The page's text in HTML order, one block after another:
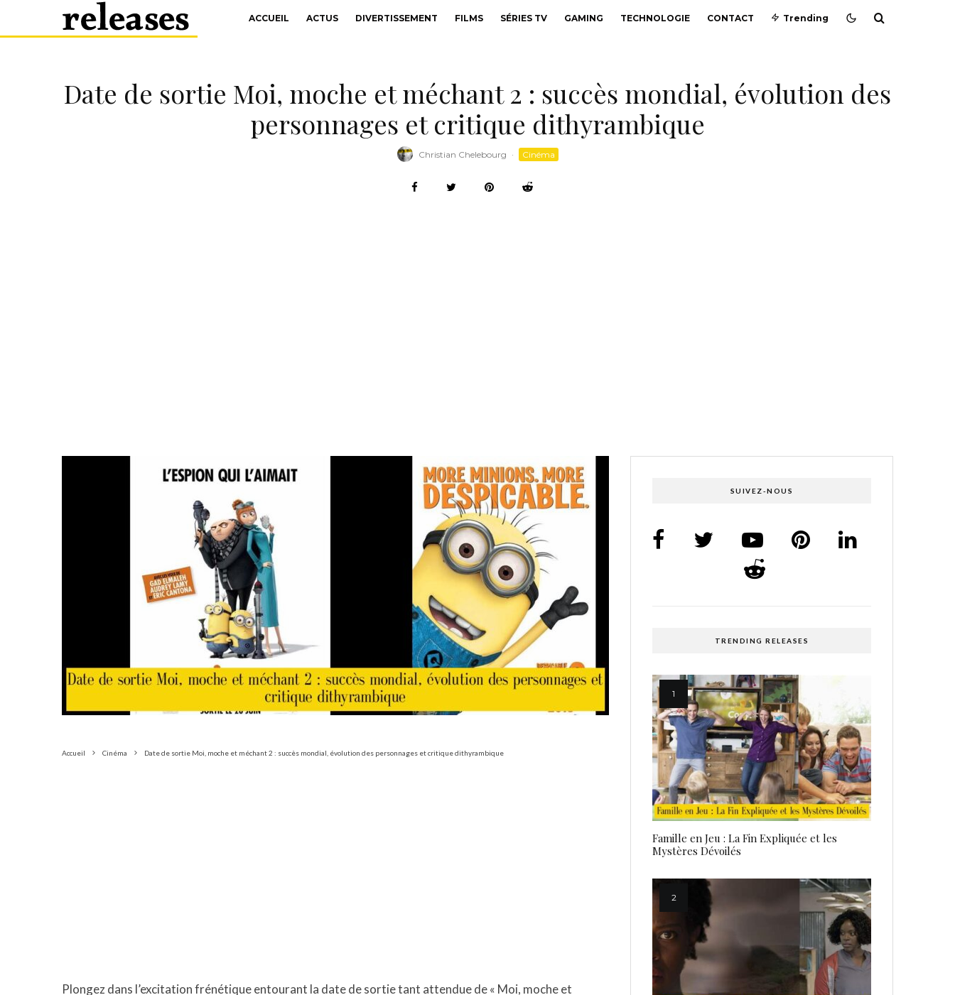
ACCUEIL ACTUS DIVERTISSEMENT FILMS SÉRIES TV GAMING TECHNOLOGIE CONTACT Trending
Date de sortie Moi, moche et méchant 2 : succès mondial, évolution des
personnages et critique dithyrambique
Christian Chelebourg · Cinéma
Accueil Cinéma Date de sortie Moi, moche et méchant 2 : succès mondial, évolution des personnages et critique dithyrambique
Plongez dans l’excitation frénétique entourant la date de sortie tant attendue de « Moi, moche et
SUIVEZ-NOUS
TRENDING RELEASES
Famille en Jeu : La Fin Expliquée et les
Mystères Dévoilés